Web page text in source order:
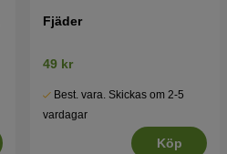
Fjäder
49 kr
Best. vara. Skickas om 2-5
vardagar
Köp